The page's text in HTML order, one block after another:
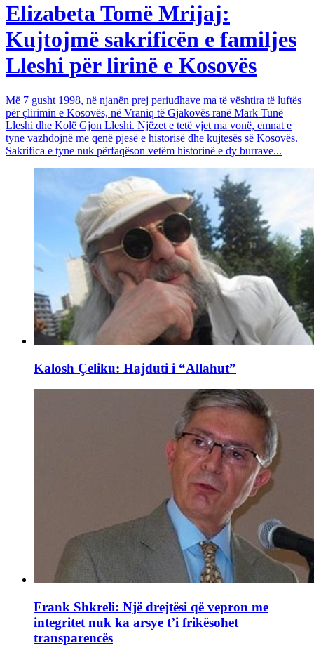
Elizabeta Tomë Mrijaj:
Kujtojmë sakrificën e familjes
Lleshi për lirinë e Kosovës
Më 7 gusht 1998, në njanën prej periudhave ma të vështira të luftës
për çlirimin e Kosovës, në Vraniq të Gjakovës ranë Mark Tunë
Lleshi dhe Kolë Gjon Lleshi. Njëzet e tetë vjet ma vonë, emnat e
tyne vazhdojnë me qenë pjesë e historisë dhe kujtesës së Kosovës.
Sakrifica e tyne nuk përfaqëson vetëm historinë e dy burrave...
Kalosh Çeliku: Hajduti i “Allahut”
Frank Shkreli: Një drejtësi që vepron me
integritet nuk ka arsye t’i frikësohet
transparencës